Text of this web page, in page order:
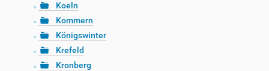
Koeln
Kommern
Königswinter
Krefeld
Kronberg